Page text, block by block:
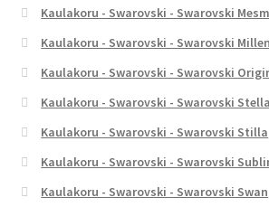
Kaulakoru - Swarovski - Swarovski
Kaulakoru - Swarovski - Swarovski
Kaulakoru - Swarovski - Swarovski
Kaulakoru - Swarovski - Swarovski Stella
Kaulakoru - Swarovski - Swarovski Stilla
Kaulakoru - Swarovski - Swarovski
Kaulakoru - Swarovski - Swarovski Swan